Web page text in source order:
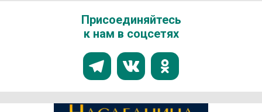
Присоединяйтесь
к нам в соцсетях